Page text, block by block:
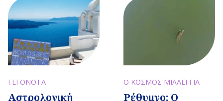
ΓΕΓΟΝΟΤΑ
Αστρολογική
Ο ΚΟΣΜΟΣ ΜΙΛΑΕΙ ΓΙΑ
Ρέθυμνο: Ο